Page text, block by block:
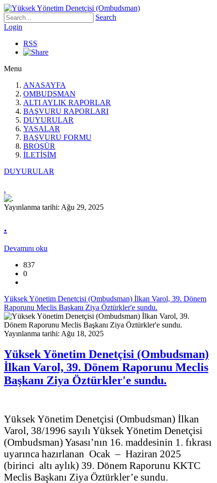
Search
Login
RSS
Menu
ANASAYFA
OMBUDSMAN
ALTI AYLIK RAPORLAR
BAŞVURU RAPORLARI
DUYURULAR
YASALAR
BAŞVURU FORMU
BROŞÜR
İLETİŞİM
DUYURULAR
.
Yayınlanma tarihi: Ağu 29, 2025
.
Devamını oku
837
0
Yüksek Yönetim Denetçisi (Ombudsman) İlkan Varol, 39. Dönem
Raporunu Meclis Başkanı Ziya Öztürkler'e sundu.
Yayınlanma tarihi: Ağu 18, 2025
Yüksek Yönetim Denetçisi (Ombudsman)
İlkan Varol, 39. Dönem Raporunu Meclis
Başkanı Ziya Öztürkler'e sundu.
Yüksek Yönetim Denetçisi (Ombudsman) İlkan
Varol, 38/1996 sayılı Yüksek Yönetim Denetçisi
(Ombudsman) Yasası’nın 16. maddesinin 1. fıkrası
uyarınca hazırlanan Ocak – Haziran 2025
(birinci altı aylık) 39. Dönem Raporunu KKTC
Meclis Başkanı Ziya Öztürkler’e sundu.